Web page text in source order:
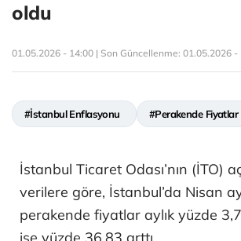
oldu
01.05.2026 - 14:00 | Son Güncellenme: 01.05.2026 -
#İstanbul Enflasyonu #Perakende Fiyatlar
İstanbul Ticaret Odası’nın (İTO)
verilere göre, İstanbul’da Nisan
perakende fiyatlar aylık yüzde